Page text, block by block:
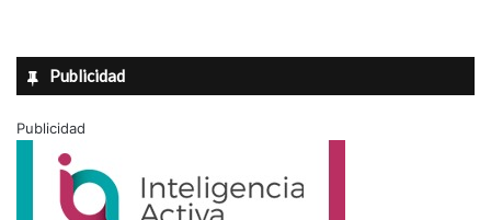
Publicidad
Publicidad